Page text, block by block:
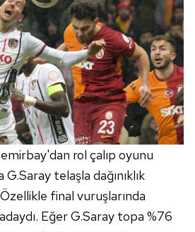
rol çalıp oyunu
telaşla dağınıklık
final vuruşlarında
Eğer G.Saray topa %76